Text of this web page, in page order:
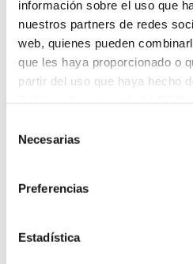
información sobre el uso que
nuestros partners de redes
web, quienes pueden
que les haya proporcionado o
partir del uso que haya hecho
Necesarias
Preferencias
Estadística
IS-VS1A.1